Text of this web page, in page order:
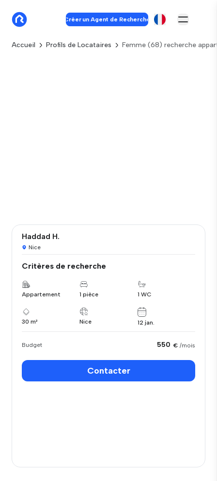
Créer un Agent de Recherche
Accueil Profils de Locataires Femme (68) recherche
Haddad H.
Nice
Critères de recherche
Appartement 1 pièce 1 WC
30 m² Nice 12 jan.
Budget 550 € /mois
Contacter